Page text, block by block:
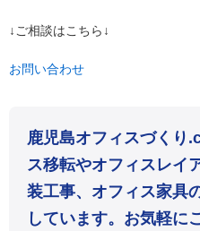
↓ご相談はこちら↓
お問い合わせ
鹿児島オフィスづくり
ス移転やオフィスレイ
装工事、オフィス家具
しています。お気軽に